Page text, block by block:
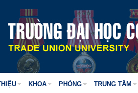
KHOA PHÒNG TRUNG TÂM